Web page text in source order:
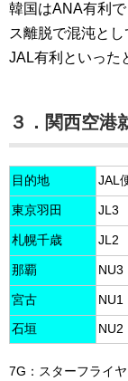
韓国はANA有利
ス離脱で混沌と
JAL有利といった
３．関西空港
目的地 JAL
東京羽田 JL3
札幌千歳 JL2
那覇 NU3
宮古 NU1
石垣 NU2
7G：スターフライ